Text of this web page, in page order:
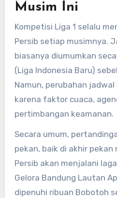
Musim Ini
Kompetisi Liga 1 selalu
Persib setiap musimnya.
biasanya diumumkan
(Liga Indonesia Baru)
Namun, perubahan
karena faktor cuaca,
pertimbangan keamanan.
Secara umum,
pekan, baik di akhir pekan
Persib akan menjalani
Gelora Bandung Lautan
dipenuhi ribuan Bobotoh